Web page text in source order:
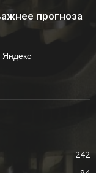
прогноза
Яндекс
242